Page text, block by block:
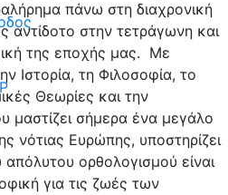
πάνω στη διαχρονική
αντίδοτο στην τετράγωνη και
της εποχής μας. Με
Ιστορία, τη Φιλοσοφία, το
Θεωρίες και την
μαστίζει σήμερα ένα μεγάλο
νότιας Ευρώπης, υποστηρίζει
ορθολογισμού είναι
για τις ζωές των